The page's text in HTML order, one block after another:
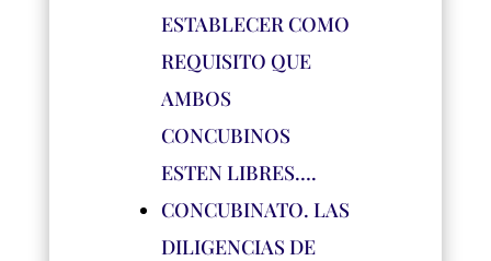
ESTABLECER COMO
REQUISITO QUE
AMBOS
CONCUBINOS
ESTEN LIBRES….
CONCUBINATO. LAS
DILIGENCIAS DE